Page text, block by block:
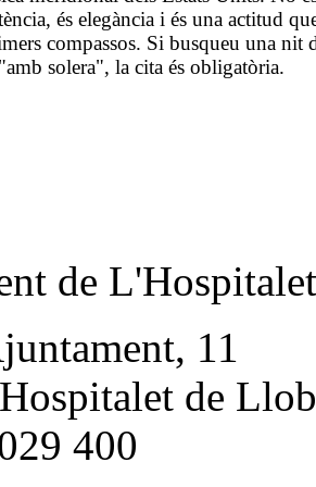
és elegància i és una actitud
compassos. Si busqueu una nit
solera", la cita és obligatòria.
de L'Hospitalet
11
de
400